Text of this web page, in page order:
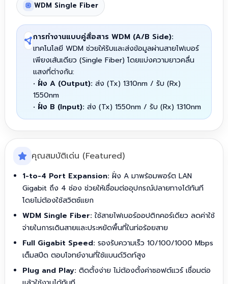
WDM Single Fiber
การทำงานแบบคู่สื่อสาร WDM (A/B Side):
เทคโนโลยี WDM ช่วยให้รับและส่งข้อมูลผ่านสายไฟเบอร์
เพียงเส้นเดียว (Single Fiber) โดยแบ่งความยาวคลื่น
แสงที่ต่างกัน:
• ฝั่ง A (Output): ส่ง (Tx) 1310nm / รับ (Rx)
1550nm
• ฝั่ง B (Input): ส่ง (Tx) 1550nm / รับ (Rx) 1310nm
คุณสมบัติเด่น (Featured)
1-to-4 Port Expansion: ฝั่ง A มาพร้อมพอร์ต LAN
Gigabit ถึง 4 ช่อง ช่วยให้เชื่อมต่ออุปกรณ์ปลายทางได้ทันที
โดยไม่ต้องใช้สวิตช์แยก
WDM Single Fiber: ใช้สายไฟเบอร์ออปติกคอร์เดียว ลดค่าใช้
จ่ายในการเดินสายและประหยัดพื้นที่ในท่อร้อยสาย
Full Gigabit Speed: รองรับความเร็ว 10/100/1000 Mbps
เต็มสปีด ตอบโจทย์งานที่ใช้แบนด์วิดท์สูง
Plug and Play: ติดตั้งง่าย ไม่ต้องตั้งค่าซอฟต์แวร์ เชื่อมต่อ